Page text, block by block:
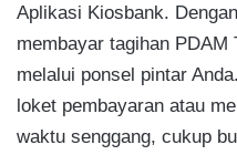
Aplikasi Kiosbank.
membayar tagihan
melalui ponsel pintar
loket pembayaran atau
waktu senggang, cukup